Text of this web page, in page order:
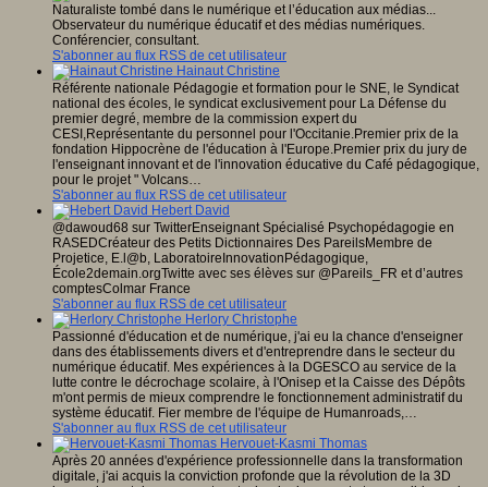
Naturaliste tombé dans le numérique et l’éducation aux médias...
Observateur du numérique éducatif et des médias numériques.
Conférencier, consultant.
S'abonner au flux RSS de cet utilisateur
Hainaut Christine
Référente nationale Pédagogie et formation pour le SNE, le Syndicat
national des écoles, le syndicat exclusivement pour La Défense du
premier degré, membre de la commission expert du
CESI,Représentante du personnel pour l'Occitanie.Premier prix de la
fondation Hippocrène de l'éducation à l'Europe.Premier prix du jury de
l'enseignant innovant et de l'innovation éducative du Café pédagogique,
pour le projet " Volcans…
S'abonner au flux RSS de cet utilisateur
Hebert David
@dawoud68 sur TwitterEnseignant Spécialisé Psychopédagogie en
RASEDCréateur des Petits Dictionnaires Des PareilsMembre de
Projetice, E.l@b, LaboratoireInnovationPédagogique,
École2demain.orgTwitte avec ses élèves sur @Pareils_FR et d’autres
comptesColmar France
S'abonner au flux RSS de cet utilisateur
Herlory Christophe
Passionné d'éducation et de numérique, j'ai eu la chance d'enseigner
dans des établissements divers et d'entreprendre dans le secteur du
numérique éducatif. Mes expériences à la DGESCO au service de la
lutte contre le décrochage scolaire, à l'Onisep et la Caisse des Dépôts
m'ont permis de mieux comprendre le fonctionnement administratif du
système éducatif. Fier membre de l'équipe de Humanroads,…
S'abonner au flux RSS de cet utilisateur
Hervouet-Kasmi Thomas
Après 20 années d'expérience professionnelle dans la transformation
digitale, j'ai acquis la conviction profonde que la révolution de la 3D